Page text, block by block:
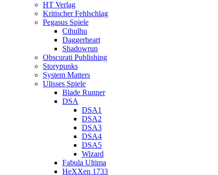
HT Verlag
Kritischer Fehlschlag
Pegasus Spiele
Cthulhu
Daggerheart
Shadowrun
Obscurati Publishing
Storypunks
System Matters
Ulisses Spiele
Blade Runner
DSA
DSA1
DSA2
DSA3
DSA4
DSA5
Wizard
Fabula Ultima
HeXXen 1733